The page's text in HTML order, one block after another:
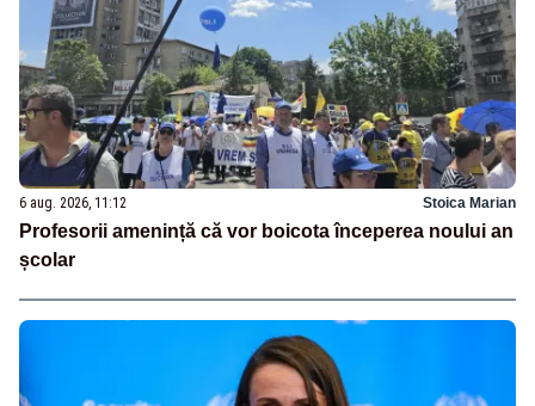
6 aug. 2026, 11:12 Stoica Marian
Profesorii amenință că vor boicota începerea noului an
școlar